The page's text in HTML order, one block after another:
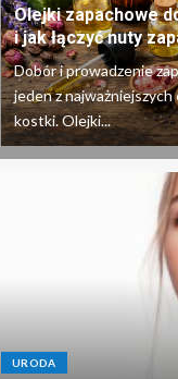
Olejki zapachowe
i jak łączyć nuty
Dobór i prowadzenie
jeden z
kostki. Olejki...
URODA